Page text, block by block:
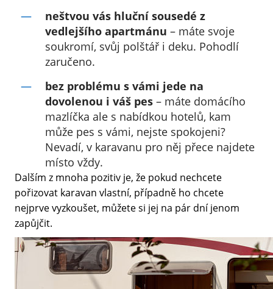
neštvou vás hluční sousedé z
vedlejšího apartmánu – máte svoje
soukromí, svůj polštář i deku. Pohodlí
zaručeno.
bez problému s vámi jede na
dovolenou i váš pes – máte domácího
mazlíčka ale s nabídkou hotelů, kam
může pes s vámi, nejste spokojeni?
Nevadí, v karavanu pro něj přece najdete
místo vždy.
Dalším z mnoha pozitiv je, že pokud nechcete
pořizovat karavan vlastní, případně ho chcete
nejprve vyzkoušet, můžete si jej na pár dní jenom
zapůjčit.